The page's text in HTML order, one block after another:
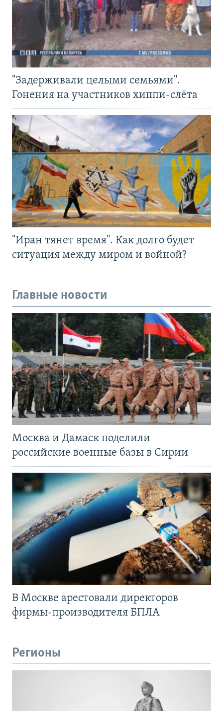
"Задерживали целыми семьями".
Гонения на участников хиппи-слёта
"Иран тянет время". Как долго будет
ситуация между миром и войной?
Главные новости
Москва и Дамаск поделили
российские военные базы в Сирии
В Москве арестовали директоров
фирмы-производителя БПЛА
Регионы